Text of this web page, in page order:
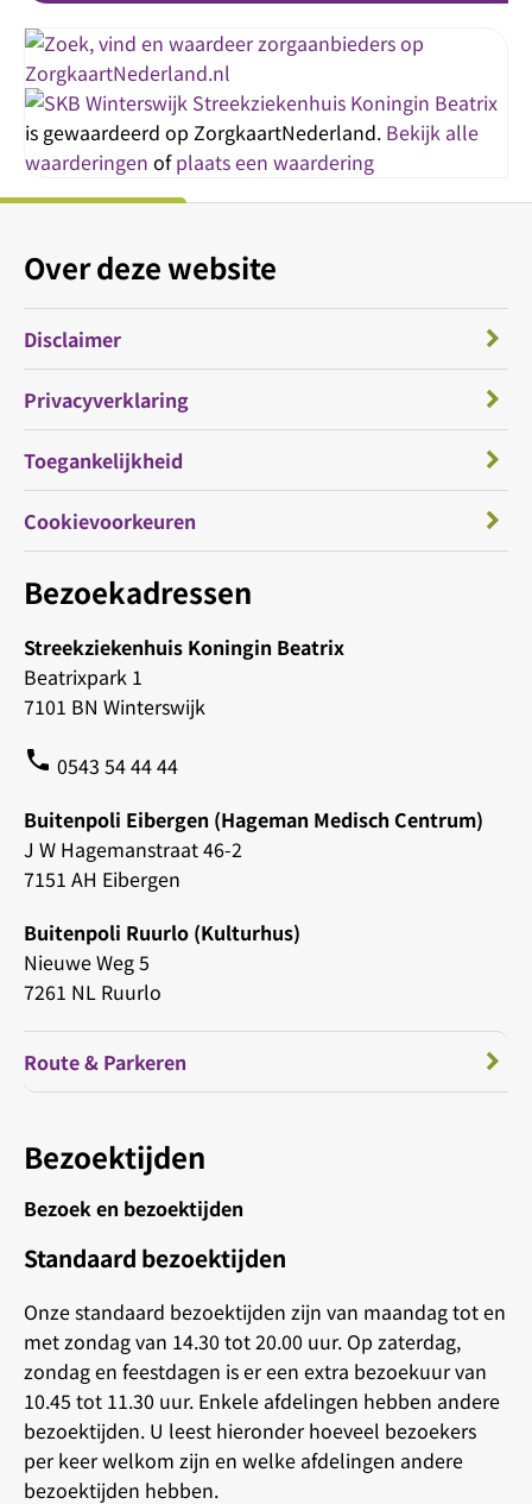
Streekziekenhuis Koningin Beatrix
is gewaardeerd op ZorgkaartNederland. Bekijk alle
waarderingen ofplaats een waardering
Bezoekadressen
Streekziekenhuis Koningin Beatrix
Beatrixpark 1
7101 BN Winterswijk
phone 0543 54 44 44
Buitenpoli Eibergen (Hageman Medisch Centrum)
J W Hagemanstraat 46-2
7151 AH Eibergen
Buitenpoli Ruurlo (Kulturhus)
Nieuwe Weg 5
7261 NL Ruurlo
Route & Parkeren
Bezoektijden
Bezoek en bezoektijden
Standaard bezoektijden
Onze standaard bezoektijden zijn van maandag tot en
met zondag van 14.30 tot 20.00 uur. Op zaterdag,
zondag en feestdagen is er een extra bezoekuur van
10.45 tot 11.30 uur. Enkele afdelingen hebben andere
bezoektijden. U leest hieronder hoeveel bezoekers
per keer welkom zijn en welke afdelingen andere
bezoektijden hebben.
Over deze website
Disclaimer
Privacyverklaring
Toegankelijkheid
Cookievoorkeuren